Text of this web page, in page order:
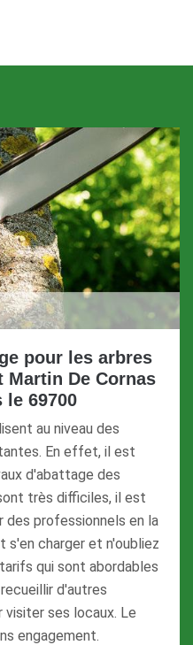
pour les arbres
Martin De Cornas
le 69700
au niveau des
En effet, il est
d'abattage des
très difficiles, il est
professionnels en la
s'en charger et n'oubliez
qui sont abordables
d'autres
visiter ses locaux. Le
engagement.